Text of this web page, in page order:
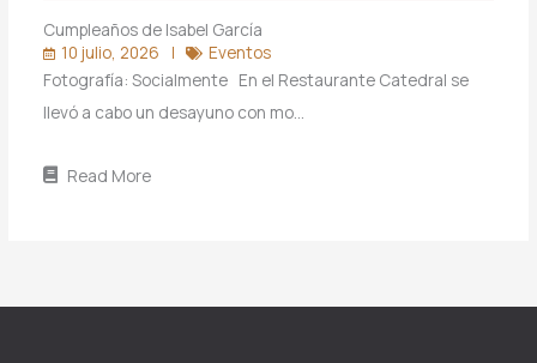
Cumpleaños de Isabel García
10 julio, 2026
Eventos
Fotografía: Socialmente En el Restaurante Catedral se
llevó a cabo un desayuno con mo…
Read More